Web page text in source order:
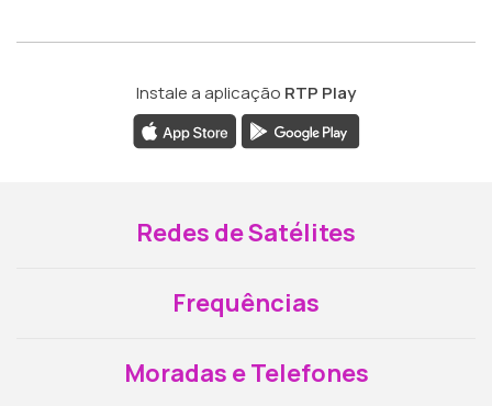
Instale a aplicação RTP Play
Redes de Satélites
Frequências
Moradas e Telefones